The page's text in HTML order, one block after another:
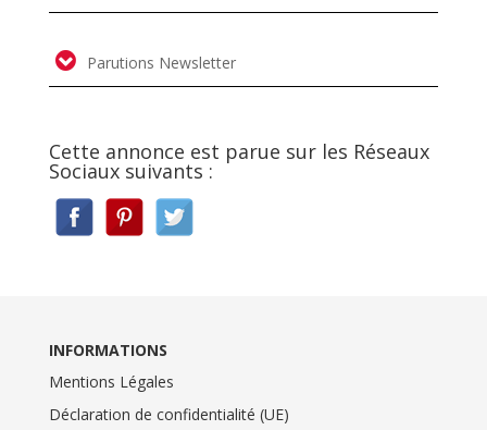
Parutions Newsletter
Cette annonce est parue sur les Réseaux
Sociaux suivants :
INFORMATIONS
Mentions Légales
Déclaration de confidentialité (UE)